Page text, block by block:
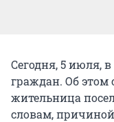
Сегодня, 5 июля,
граждан. Об этом
жительница
словам, причиной